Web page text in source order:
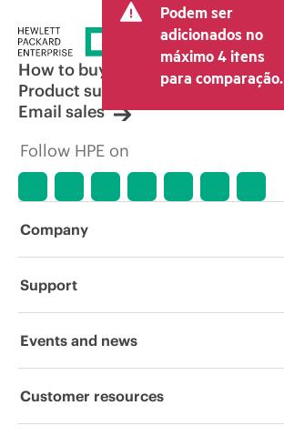
Podem ser
adicionados no
máximo 4 itens
para comparação.
How to buy
Product support
Email sales
Follow HPE on
Company
About HPE
Corporate responsibility
Support
Operational support services
Events and news
Events
Customer resources